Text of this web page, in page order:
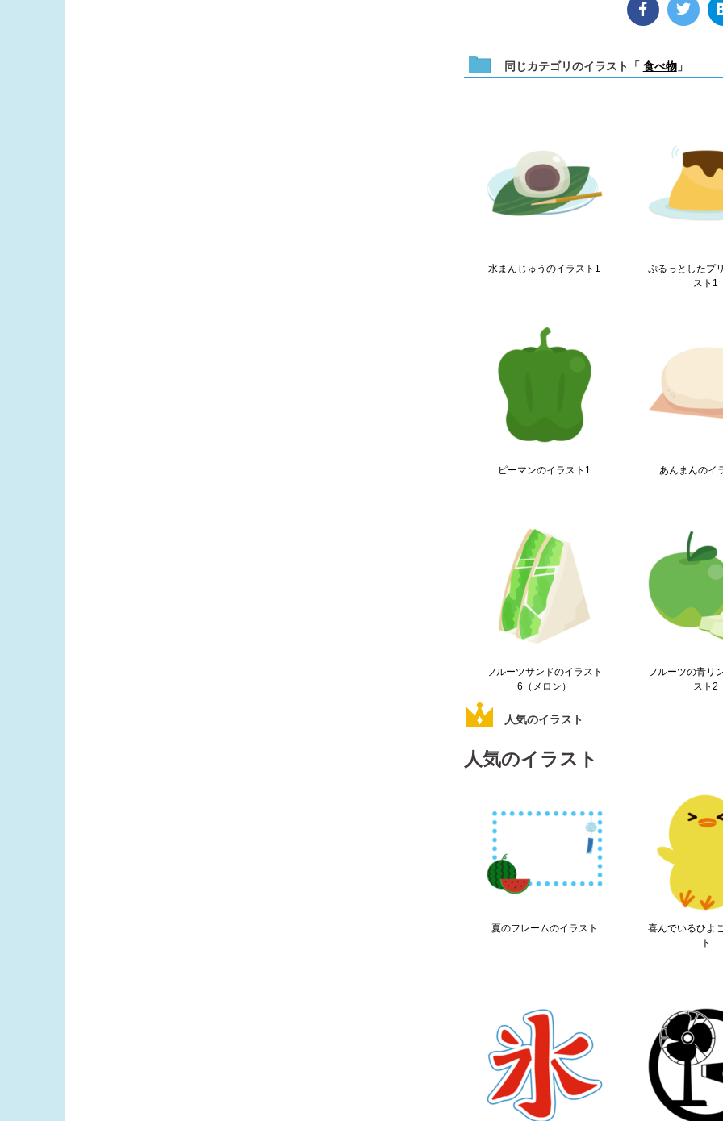
同じカテゴリのイラスト「 食べ物」
水まんじゅうのイラスト1
ぷるっとしたプ
スト1
ピーマンのイラスト1 あんまんのイ
フルーツサンドのイラスト
6（メロン）
フルーツの青リ
スト2
人気のイラスト
人気のイラスト
夏のフレームのイラスト
喜んでいるひよ
ト